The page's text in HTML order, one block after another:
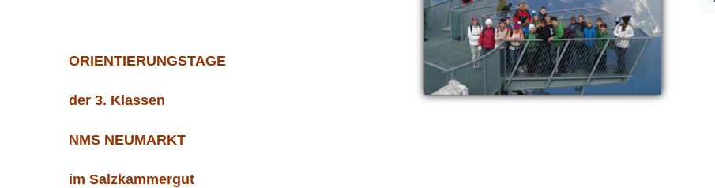
ORIENTIERUNGSTAGE
der 3. Klassen
NMS NEUMARKT
im Salzkammergut